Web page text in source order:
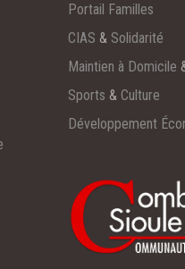
Portail Familles
CIAS & Solidarité
Maintien à Domicile
Sports & Culture
Développement